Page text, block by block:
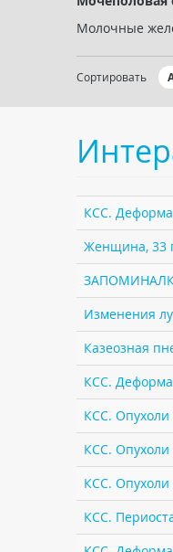
Молочные
Сортировать
КСС.
Женщина, 33
Изменения
Казеозная
КСС.
КСС. Опухоли
КСС. Опухоли
КСС. Опухоли
КСС.